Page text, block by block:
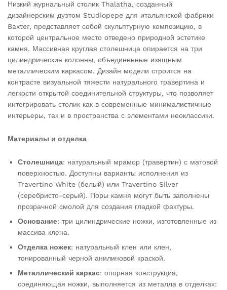
Низкий журнальный столик Thalatha, созданный
дизайнерским дуэтом Studiopepe для итальянской фабрики
Baxter, представляет собой скульптурную композицию, в
которой центральное место отведено природной эстетике
камня. Массивная круглая столешница опирается на три
цилиндрические колонны, объединенные изящным
металлическим каркасом. Дизайн модели строится на
контрасте визуальной тяжести натурального травертина и
легкости открытой соединительной структуры, что позволяет
интегрировать столик как в современные минималистичные
интерьеры, так и в пространства с элементами неоклассики.
Материалы и отделка
Столешница: натуральный мрамор (травертин) с матовой
поверхностью. Доступны варианты исполнения из
Travertino White (белый) или Travertino Silver
(серебристо-серый). Поры камня могут быть заполнены
прозрачной смолой для создания гладкой фактуры.
Основание: три цилиндрические ножки, изготовленные из
массива клена.
Отделка ножек: натуральный клен или клен,
тонированный черной анилиновой краской.
Металлический каркас: опорная конструкция,
соединяющая ножки, выполняется из металла в отделках: